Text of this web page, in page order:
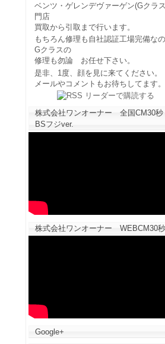
ベンツ・ゲレンデヴァーゲン(Gクラ
門店
買取から引取まで行います。
もちろん修理も自社認証工場完備な
Gクラスの
修理も勿論 お任せ下さい。
是非、1度、顔を見に来てください。
メールやコメントもお待ちしてます。
株式会社ワンオーナー 全国CM30
BSフジver.
株式会社ワンオーナー WEBCM30秒
Google+